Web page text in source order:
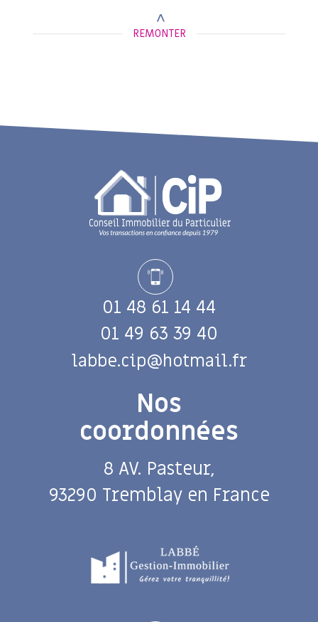
REMONTER
Nos
coordonnées
8 AV. Pasteur,
93290 Tremblay en France
01 48 61 14 44
01 49 63 39 40
labbe.cip@hotmail.fr